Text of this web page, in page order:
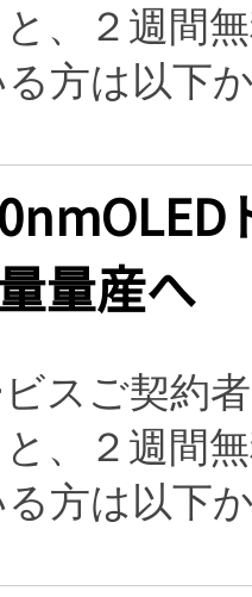
、２週間
方は以下
量産へ
スご契約
、２週間
方は以下